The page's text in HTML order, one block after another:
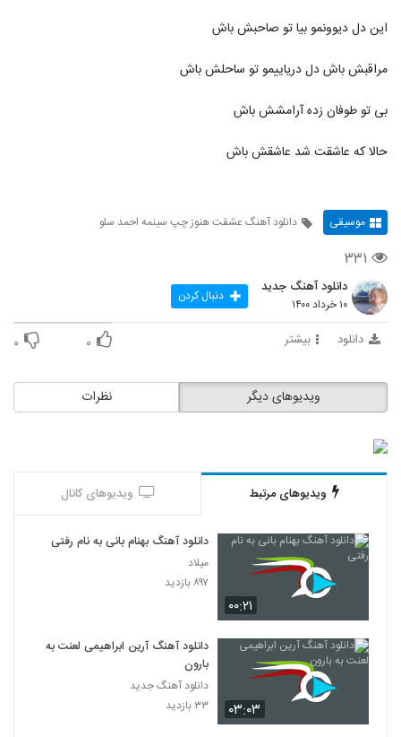
این دل دیوونمو بیا تو صاحبش باش
مراقبش باش دل دریاییمو تو ساحلش باش
بی تو طوفان زده آرامشش باش
حالا که عاشقت شد عاشقش باش
موسیقی دانلود آهنگ عشقت هنوز چپ سینمه احمد سلو
۳۳۱
دانلود آهنگ جدید
۱۰ خرداد ۱۴۰۰ دنبال کردن
دانلود بیشتر ۰ ۰
نظرات ویدیوهای دیگر
ویدیوهای مرتبط ویدیوهای کانال
۰۰:۲۱
دانلود آهنگ بهنام بانی به نام رفتی
میلاد
۸۹۷ بازدید
۰۳:۰۳
دانلود آهنگ آرین ابراهیمی لعنت به
بارون
دانلود آهنگ جدید
۳۳ بازدید